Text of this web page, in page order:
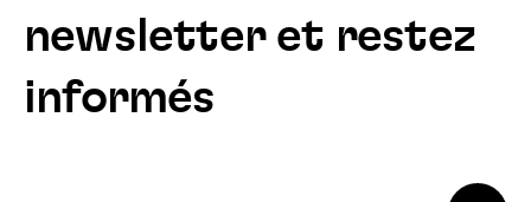
newsletter et restez
informés